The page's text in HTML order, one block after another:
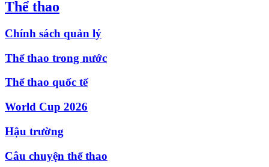
Thể thao
Chính sách quản lý
Thể thao trong nước
Thể thao quốc tế
World Cup 2026
Hậu trường
Câu chuyện thể thao